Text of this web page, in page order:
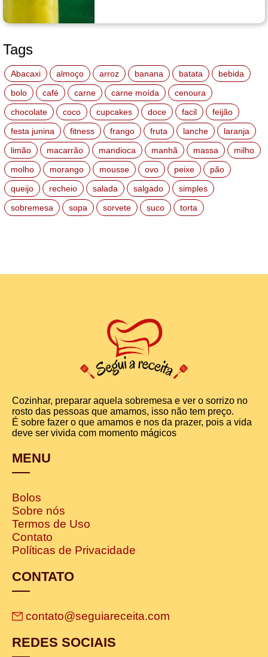
Tags
Abacaxi almoço arroz banana batata
bebida
bolo
café carne carne moída
cenoura
chocolate
coco cupcakes doce facil
feijão
festa junina
fitness frango fruta lanche
laranja
limão
macarrão mandioca manhã massa
milho
molho
morango mousse ovo peixe
pão
queijo
recheio salada salgado
simples
sobremesa
sopa sorvete suco torta
Cozinhar, preparar aquela sobremesa e ver o sorrizo no
rosto das pessoas que amamos, isso não tem preço.
É sobre fazer o que amamos e nos da prazer, pois a vida
deve ser vivida com momento mágicos
MENU
Bolos
Sobre nós
Termos de Uso
Contato
Políticas de Privacidade
CONTATO
contato@seguiareceita.com
REDES SOCIAIS